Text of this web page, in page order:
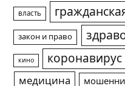
власть
закон и право
кино коронавирус
медицина